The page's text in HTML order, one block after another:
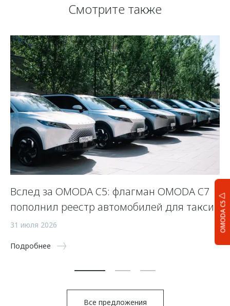
OMODA C5
Смотрите также
Вслед за OMODA C5: флагман OMODA C7
пополнил реестр автомобилей для такси
31 июля 2026
Подробнее
Все предложения